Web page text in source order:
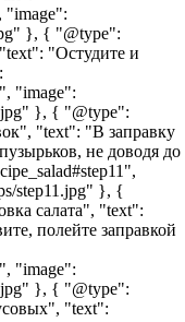
"image":
}, { "@type":
"Остудите и
"image":
}, { "@type":
"text": "В заправку
не доводя до
step11.jpg" }, {
салата", "text":
полейте заправкой
"image":
}, { "@type":
"text":